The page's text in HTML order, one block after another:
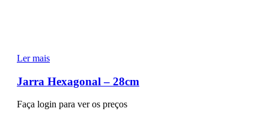
Ler mais
Jarra Hexagonal – 28cm
Faça login para ver os preços